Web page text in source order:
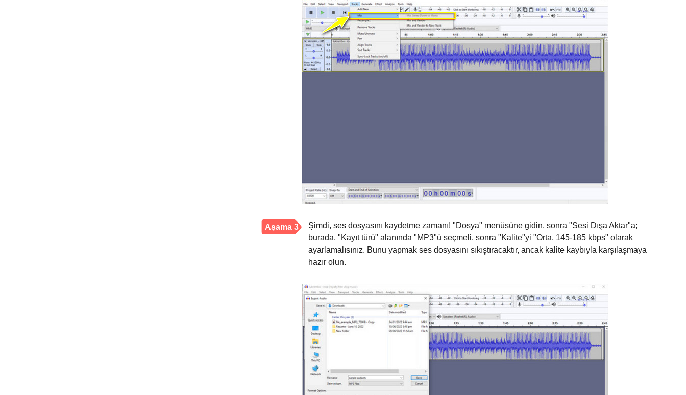
Aşama 3
Şimdi, ses dosyasını kaydetme zamanı! "Dosya" menüsüne gidin, sonra "Sesi Dışa Aktar"a;
burada, "Kayıt türü" alanında "MP3"ü seçmeli, sonra "Kalite"yi "Orta, 145-185 kbps" olarak
ayarlamalısınız. Bunu yapmak ses dosyasını sıkıştıracaktır, ancak kalite kaybıyla karşılaşmaya
hazır olun.